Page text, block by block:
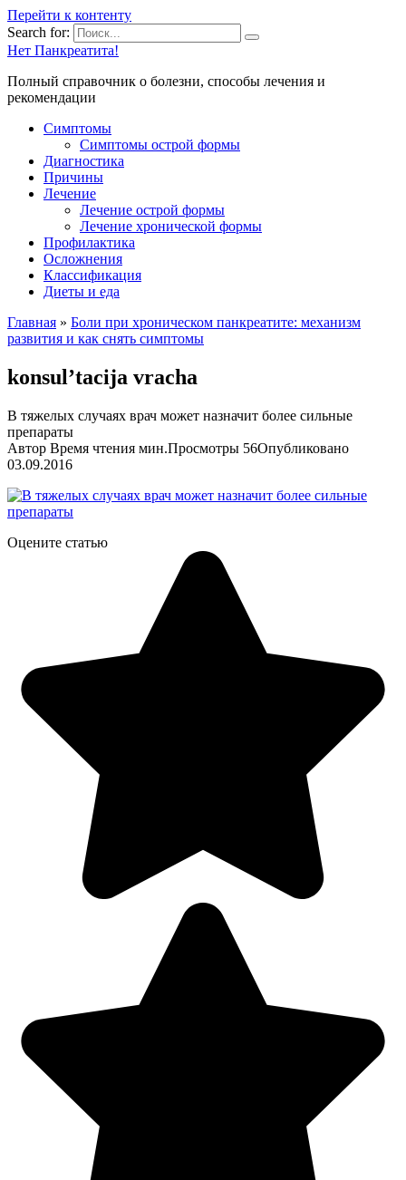
Перейти к контенту
Search for:
Нет Панкреатита!
Полный справочник о болезни, способы лечения и
рекомендации
Симптомы
Симптомы острой формы
Диагностика
Причины
Лечение
Лечение острой формы
Лечение хронической формы
Профилактика
Осложнения
Классификация
Диеты и еда
Главная » Боли при хроническом панкреатите: механизм
развития и как снять симптомы
konsul’tacija vracha
В тяжелых случаях врач может назначит более сильные
препараты
Автор Время чтения мин.Просмотры 56Опубликовано
03.09.2016
Оцените статью